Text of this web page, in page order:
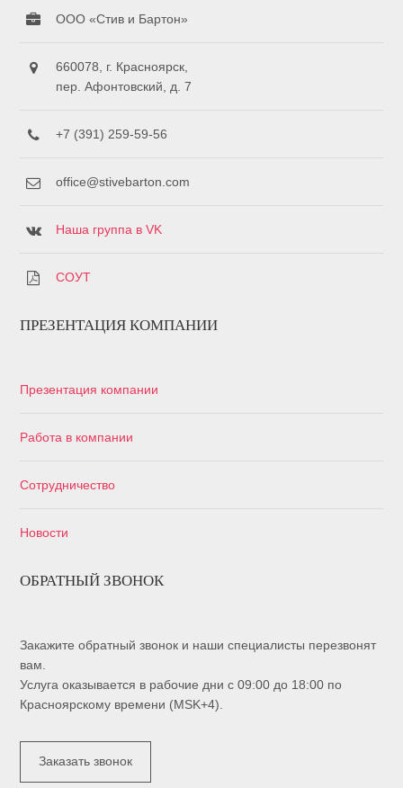
ООО «Стив и Бартон»
660078, г. Красноярск,
пер. Афонтовский, д. 7
+7 (391) 259-59-56
office@stivebarton.com
Наша группа в VK
СОУТ
ПРЕЗЕНТАЦИЯ КОМПАНИИ
Презентация компании
Работа в компании
Сотрудничество
Новости
ОБРАТНЫЙ ЗВОНОК
Закажите обратный звонок и наши специалисты перезвонят
вам.
Услуга оказывается в рабочие дни с 09:00 до 18:00 по
Красноярскому времени (MSK+4).
Заказать звонок